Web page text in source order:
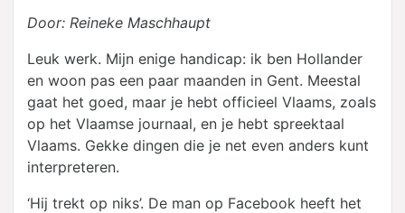
Door: Reineke Maschhaupt
Leuk werk. Mijn enige handicap: ik ben Hollander
en woon pas een paar maanden in Gent. Meestal
gaat het goed, maar je hebt officieel Vlaams, zoals
op het Vlaamse journaal, en je hebt spreektaal
Vlaams. Gekke dingen die je net even anders kunt
interpreteren.
‘Hij trekt op niks’. De man op Facebook heeft het